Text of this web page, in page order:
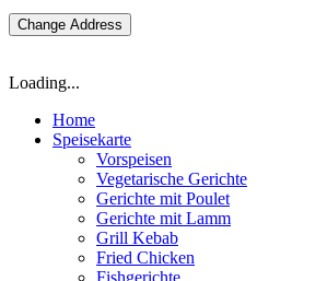
Change Address
Loading...
Home
Speisekarte
Vorspeisen
Vegetarische Gerichte
Gerichte mit Poulet
Gerichte mit Lamm
Grill Kebab
Fried Chicken